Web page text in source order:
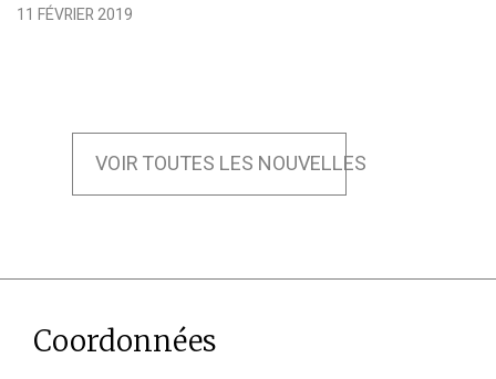
11 FÉVRIER 2019
VOIR TOUTES LES NOUVELLES
Coordonnées